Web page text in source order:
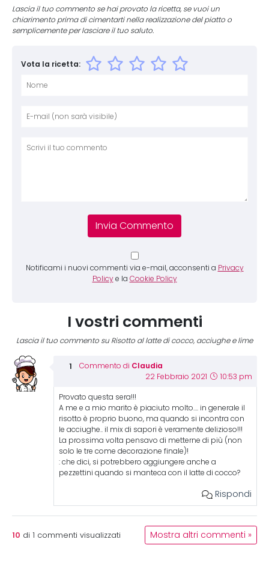
Lascia il tuo commento se hai provato la ricetta, se vuoi un
chiarimento prima di cimentarti nella realizzazione del piatto o
semplicemente per lasciare il tuo saluto.
Vota la ricetta:
Notificami i nuovi commenti via e-mail, acconsenti a Privacy
Policy e la Cookie Policy
I vostri commenti
Lascia il tuo commento su Risotto al latte di cocco, acciughe e lime
Commento di Claudia
22 Febbraio 2021 10:53 pm
Provato questa sera!!!
A me e a mio marito è piaciuto molto…. in generale il
risotto è proprio buono, ma quando si incontra con
le acciughe.. il mix di sapori è veramente delizioso!!!
La prossima volta pensavo di metterne di più (non
solo le tre come decorazione finale)!
: che dici, si potrebbero aggiungere anche a
pezzettini quando si manteca con il latte di cocco?
Rispondi
10 di 1 commenti visualizzati Mostra altri commenti »